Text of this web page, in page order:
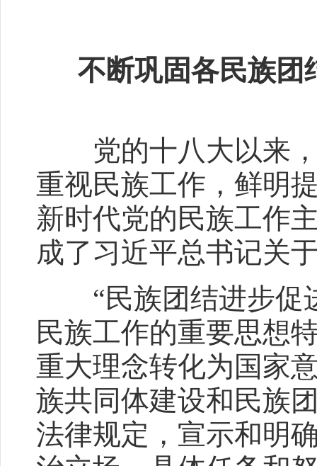
不断巩固各民族团
党的十八大以来，
重视民族工作，鲜明
新时代党的民族工作
成了习近平总书记关
“民族团结进步促
民族工作的重要思想
重大理念转化为国家
族共同体建设和民族
法律规定，宣示和明